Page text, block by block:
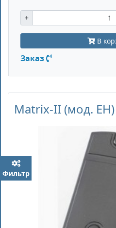
+
В
Заказ
Matrix-II (мод.
Фильтр